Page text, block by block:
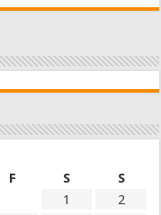
F S
S
1
2